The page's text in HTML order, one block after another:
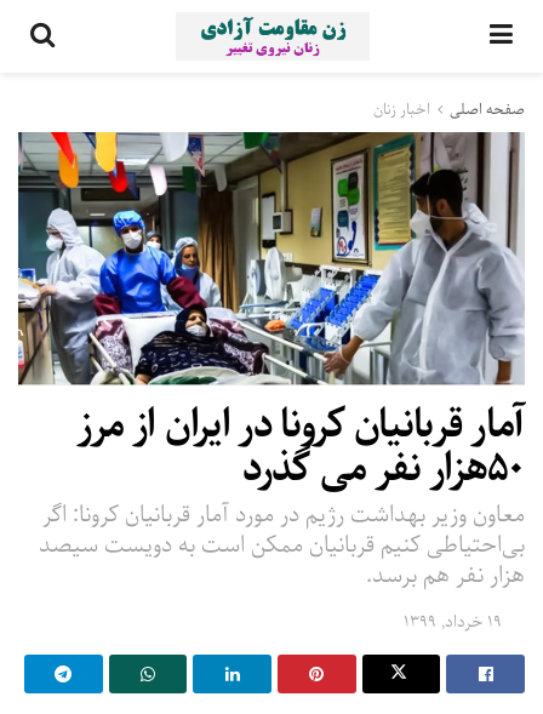
صفحه اصلی اخبار زنان
آمار قربانیان کرونا در ایران از مرز
۵۰هزار نفر می گذرد
معاون وزیر بهداشت رژیم در مورد آمار قربانیان کرونا: اگر
بی‌احتیاطی کنیم قربانیان ممکن است به دویست سیصد
هزار نفر هم برسد.
۱۹ خرداد, ۱۳۹۹